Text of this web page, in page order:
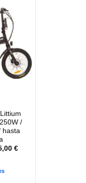
/
hasta
€Rango